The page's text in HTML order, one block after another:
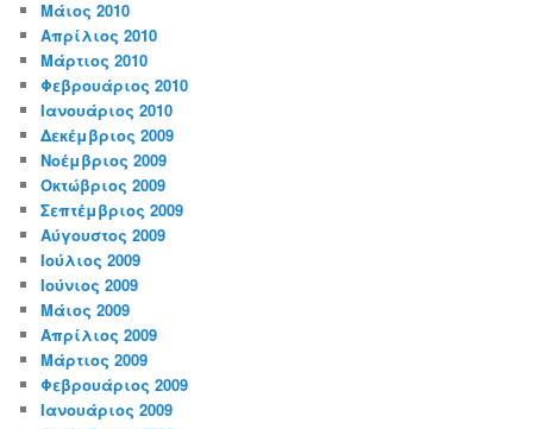
Μάιος 2010
Απρίλιος 2010
Μάρτιος 2010
Φεβρουάριος 2010
Ιανουάριος 2010
Δεκέμβριος 2009
Νοέμβριος 2009
Οκτώβριος 2009
Σεπτέμβριος 2009
Αύγουστος 2009
Ιούλιος 2009
Ιούνιος 2009
Μάιος 2009
Απρίλιος 2009
Μάρτιος 2009
Φεβρουάριος 2009
Ιανουάριος 2009